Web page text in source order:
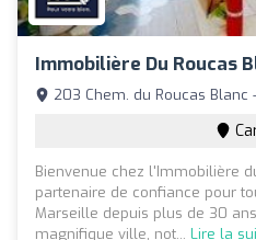
Immobilière Du Roucas
203 Chem. du Roucas Blanc
Bienvenue chez l'Immobilière
partenaire de confiance pour
Marseille depuis plus de 30
magnifique ville, not... Lire la